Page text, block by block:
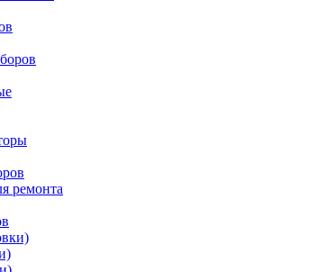
ремонта